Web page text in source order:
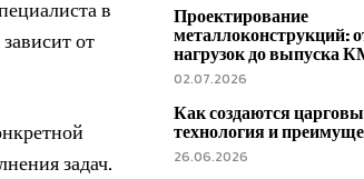
в
от
задач.
Проектирование
металлоконструкций:
нагрузок до выпуска
02.07.2026
Как создаются
технология и
26.06.2026